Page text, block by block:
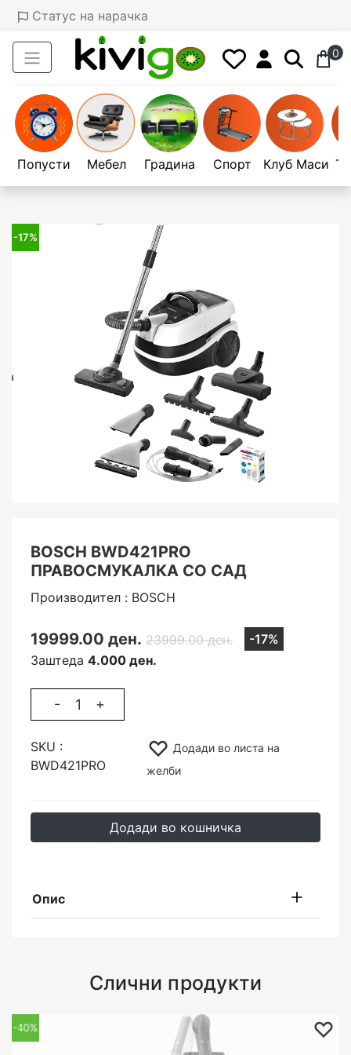
Статус на нарачка
0
Попусти Мебел Градина Спорт Клуб Маси
-17%
BOSCH BWD421PRO
ПРАВОСМУКАЛКА СО САД
Производител : BOSCH
19999.00 ден. 23999.00 ден.
-17%
Заштеда 4.000 ден.
- +
SKU :
BWD421PRO
Додади во листа на
желби
Додади во кошничка
Опис
Слични продукти
-40%
-10%